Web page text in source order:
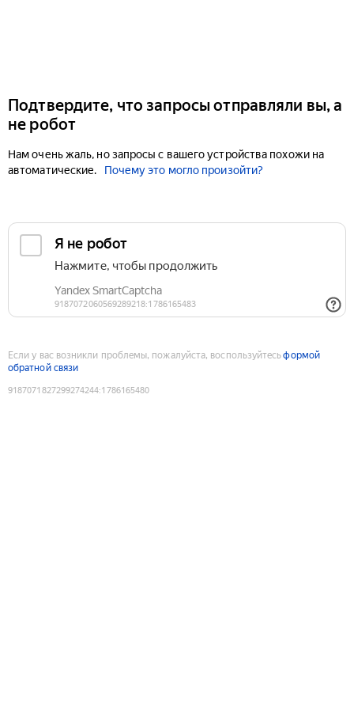
Подтвердите, что запросы отправляли вы, а
не робот
Нам очень жаль, но запросы с вашего устройства похожи на
автоматические.
Почему это могло произойти?
Если у вас возникли проблемы, пожалуйста, воспользуйтесьформой
обратной связи
9187071827299274244:1786165480